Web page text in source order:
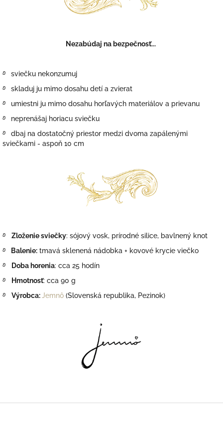
Nezabúdaj na bezpečnosť...
࿔ sviečku nekonzumuj
࿔
skladuj ju mimo dosahu detí a zvierat
࿔
umiestni ju mimo dosahu horľavých materiálov a prievanu
࿔
neprenášaj horiacu sviečku
࿔
dbaj na dostatočný priestor medzi dvoma zapálenými
sviečkami - aspoň 10 cm
࿔ Zloženie sviečky: sójový vosk, prírodné silice, bavlnený knot
࿔
Balenie: tmavá sklenená nádobka + kovové krycie viečko
࿔
Doba horenia: cca 25 hodín
࿔
Hmotnosť: cca 90 g
࿔
Výrobca:Jemnô (Slovenská republika, Pezinok)